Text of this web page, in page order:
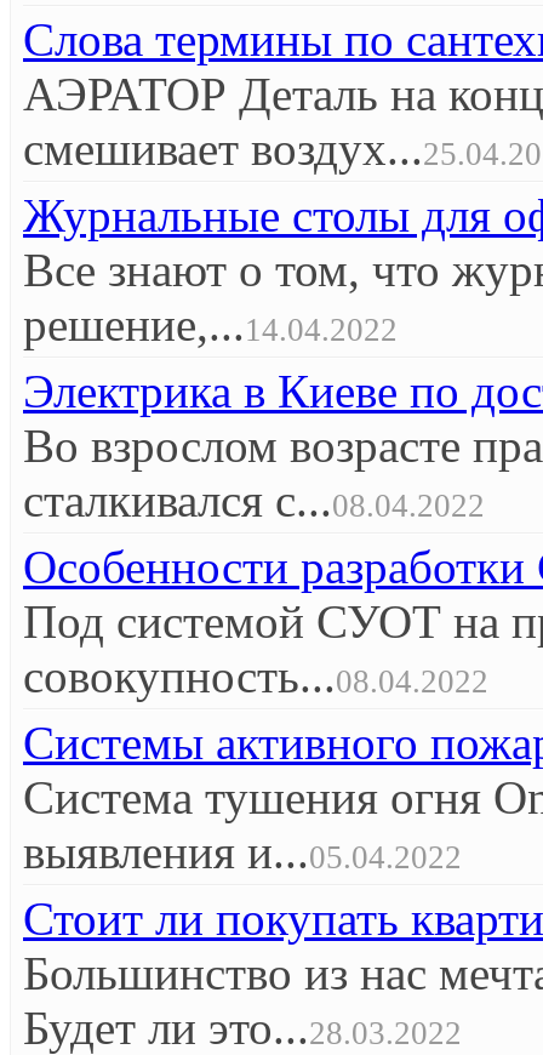
Слова термины по
АЭРАТОР Деталь на
смешивает воздух...
Журнальные столы для
Все знают о том, что
решение,...14.04.2022
Электрика в Киеве по
Во взрослом возрасте
сталкивался с...08.04.2022
Особенности
Под системой СУОТ на
совокупность...08.04.2022
Системы активного
Система тушения огня
выявления и...05.04.2022
Стоит ли покупать
Большинство из нас
Будет ли это...28.03.2022